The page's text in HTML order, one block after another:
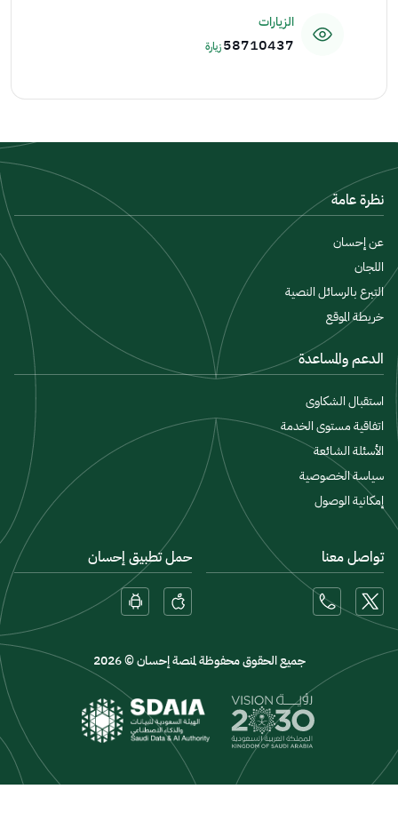
الزيارات
58710437زيارة
نظرة عامة
عن إحسان
اللجان
التبرع بالرسائل النصية
خريطة الموقع
الدعم والمساعدة
استقبال الشكاوى
اتفاقية مستوى الخدمة
الأسئلة الشائعة
سياسة الخصوصية
إمكانية الوصول
تواصل معنا حمل تطبيق إحسان
جميع الحقوق محفوظة لمنصة إحسان © 2026